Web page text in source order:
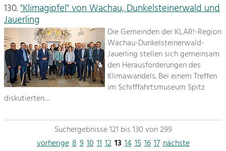
130."Klimagipfel" von Wachau, Dunkelsteinerwald und
Jauerling
Die Gemeinden der KLAR!-Region
Wachau-Dunkelsteinerwald-
Jauerling stellen sich gemeinsam
den Herausforderungen des
Klimawandels. Bei einem Treffen
im Schifffahrtsmuseum Spitz
diskutierten…
Suchergebnisse 121 bis 130 von 299
vorherige 8 9 10 11 12 13 14 15 16 17 nächste